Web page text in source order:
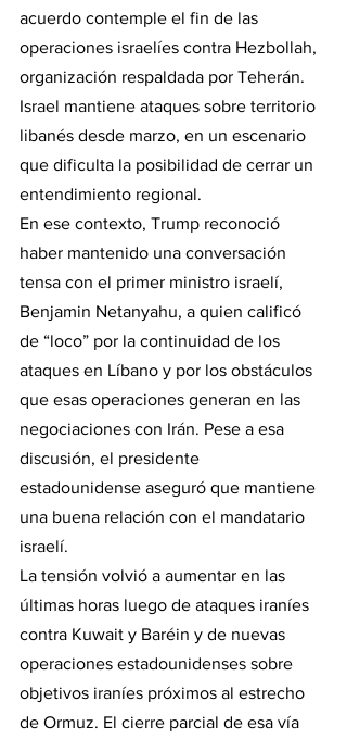
acuerdo contemple el fin de las
operaciones israelíes contra Hezbollah,
organización respaldada por Teherán.
Israel mantiene ataques sobre territorio
libanés desde marzo, en un escenario
que dificulta la posibilidad de cerrar un
entendimiento regional.
En ese contexto, Trump reconoció
haber mantenido una conversación
tensa con el primer ministro israelí,
Benjamin Netanyahu, a quien calificó
de “loco” por la continuidad de los
ataques en Líbano y por los obstáculos
que esas operaciones generan en las
negociaciones con Irán. Pese a esa
discusión, el presidente
estadounidense aseguró que mantiene
una buena relación con el mandatario
israelí.
La tensión volvió a aumentar en las
últimas horas luego de ataques iraníes
contra Kuwait y Baréin y de nuevas
operaciones estadounidenses sobre
objetivos iraníes próximos al estrecho
de Ormuz. El cierre parcial de esa vía